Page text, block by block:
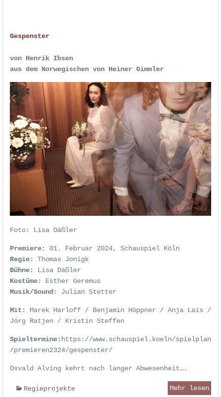
Gespenster
von Henrik Ibsen
aus dem Norwegischen von Heiner Gimmler
Foto: Lisa Däßler
Premiere:
01. Februar 2024, Schauspiel Köln
Regie:
Thomas Jonigk
Bühne:
Lisa Däßler
Kostüme: Esther Geremus
Musik/Sound: Julian Stetter
Mit: Marek Harloff / Benjamin Höppner / Anja Lais /
Jörg Ratjen / Kristin Steffen
Spieltermine:https://www.schauspiel.koeln/spielplan
/premieren2324/gespenster/
Osvald Alving kehrt nach langer Abwesenheit….
Regieprojekte Mehr lesen